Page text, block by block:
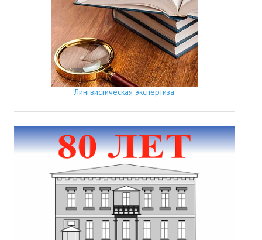
Лингвистическая экспертиза